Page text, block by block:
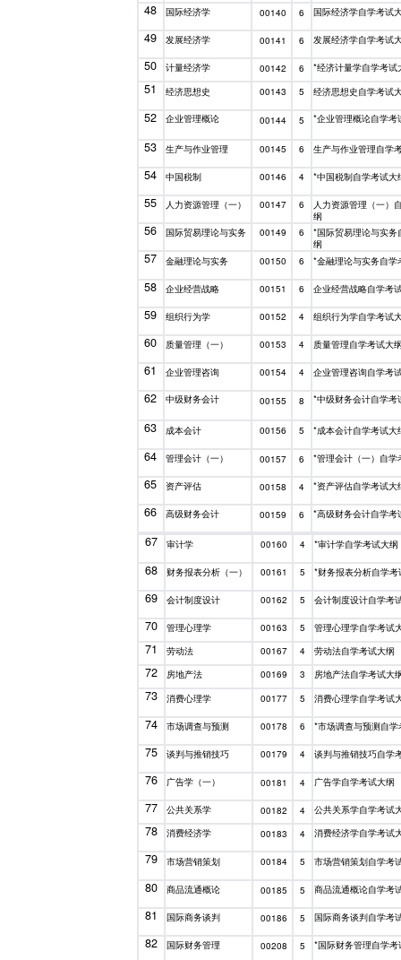
48 国际经济学 00140 6 国际经济学自学考试
49 发展经济学 00141 6 发展经济学自学考试
50 计量经济学 00142 6 *经济计量学自学考试
51 经济思想史 00143 5 经济思想史自学考试
52 企业管理概论 00144 5 *企业管理概论自学考
53 生产与作业管理 00145 6 生产与作业管理自学
54 中国税制 00146 4 *中国税制自学考试大
55 人力资源管理（一） 00147 6
人力资源管理（一）
纲
56 国际贸易理论与实务 00149 6
*国际贸易理论与实务
纲
57 金融理论与实务 00150 6 *金融理论与实务自学
58 企业经营战略 00151 6 企业经营战略自学考
59 组织行为学 00152 4 组织行为学自学考试
60 质量管理（一） 00153 4 质量管理自学考试大
61 企业管理咨询 00154 4 企业管理咨询自学考
62 中级财务会计 00155 8 *中级财务会计自学考
63 成本会计 00156 5 *成本会计自学考试大
64 管理会计（一） 00157 6 *管理会计（一）自学
65 资产评估 00158 4 *资产评估自学考试大
66 高级财务会计 00159 6 *高级财务会计自学考
67 审计学 00160 4 *审计学自学考试大纲
68 财务报表分析（一） 00161 5 *财务报表分析自学考
69 会计制度设计 00162 5 会计制度设计自学考
70 管理心理学 00163 5 管理心理学自学考试
71 劳动法 00167 4 劳动法自学考试大纲
72 房地产法 00169 3 房地产法自学考试大
73 消费心理学 00177 5 消费心理学自学考试
74 市场调查与预测 00178 6 *市场调查与预测自
75 谈判与推销技巧 00179 4 谈判与推销技巧自学
76 广告学（一） 00181 4 广告学自学考试大纲
77 公共关系学 00182 4 公共关系学自学考试
78 消费经济学 00183 4 消费经济学自学考试
79 市场营销策划 00184 5 市场营销策划自学考
80 商品流通概论 00185 5 商品流通概论自学考
81 国际商务谈判 00186 5 国际商务谈判自学考
82 国际财务管理 00208 5 *国际财务管理自学考